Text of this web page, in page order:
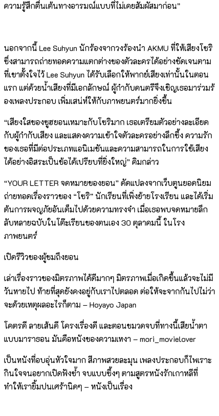
ความรู้สึกตื่นเต้นทางอารมณ์แบบที่ไม่เคยสัมผัสมาก่อน”
นอกจากนี้ Lee Suhyun นักร้องจากวงร้องนำ AKMU ที่ให้เสียงโซริ
ซึ่งสามารถถ่ายทอดความแตกต่างของตัวละครได้อย่างชัดเจนตาม
ที่เขาตั้งใจไว้ Lee Suhyun ได้รับเลือกให้พากย์เสียงเท่านั้นในตอน
แรก แต่ด้วยน้ำเสียงที่มีเอกลักษณ์ ผู้กำกับดนตรีจึงเชิญเธอมาร่วมร้
องเพลงประกอบ เพิ่มเสน่ห์ให้กับภาพยนตร์มากยิ่งขึ้น
“เสียงใสของซูฮยอนเหมาะกับโซริมาก เธอเตรียมตัวอย่างละเอียด
กับผู้กำกับเสียง และแสดงความเข้าใจตัวละครอย่างลึกซึ้ง ความรัก
ของเธอที่มีต่อประเภทแอนิเมชันและความสามารถในการใช้เสียง
ได้อย่างอิสระเป็นข้อได้เปรียบที่ยิ่งใหญ่” คิมกล่าว
“YOUR LETTER จดหมายของยอน” ดัดแปลงจากเว็บตูนยอดนิยม
ถ่ายทอดเรื่องราวของ “โซริ” นักเรียนที่เพิ่งย้ายโรงเรียน และได้เริ่ม
ต้นการผจญภัยอันเต็มไปด้วยความทรงจำ เมื่อเธอพบจดหมายลึก
ลับหลายฉบับในโต๊ะเรียนของตนเอง 30 ตุลาคมนี้ ในโรง
ภาพยนตร์
เปิดรีวิวของผู้ชมถึงยอน
เล่าเรื่องราวของมิตรภาพได้ดีมากๆ มิตรภาพเมื่อเกิดขึ้นแล้วจะไม่มี
วันหายไป ท้ายที่สุดยังคงอยู่กับเราไปตลอด ต่อให้จะจากกันไปไม่ว่า
จะด้วยเหตุผลอะไรก็ตาม – Hoyayo Japan
โคตรดี ลายเส้นดี โครงเรื่องดี และตอนขมวดจบที่ทางนี้เสียน้ำตา
แบบมาราธอน มันคือหนังของความเหงา – mori_movielover
เป็นหนังที่อบอุ่นหัวใจมาก สีภาพสวยละมุน เพลงประกอบก็ไพเราะ
กินใจจนอยากเปิดฟังซ้ำ จบแบบซึ้งๆ ตามสูตรหนังรักเกาหลีที่
ทำให้เรายิ้มปนเศร้านิดๆ – หนังเป็นเรื่อง